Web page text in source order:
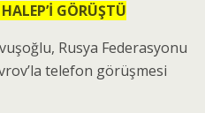
GÖRÜŞTÜ
Rusya Federasyonu
telefon görüşmesi